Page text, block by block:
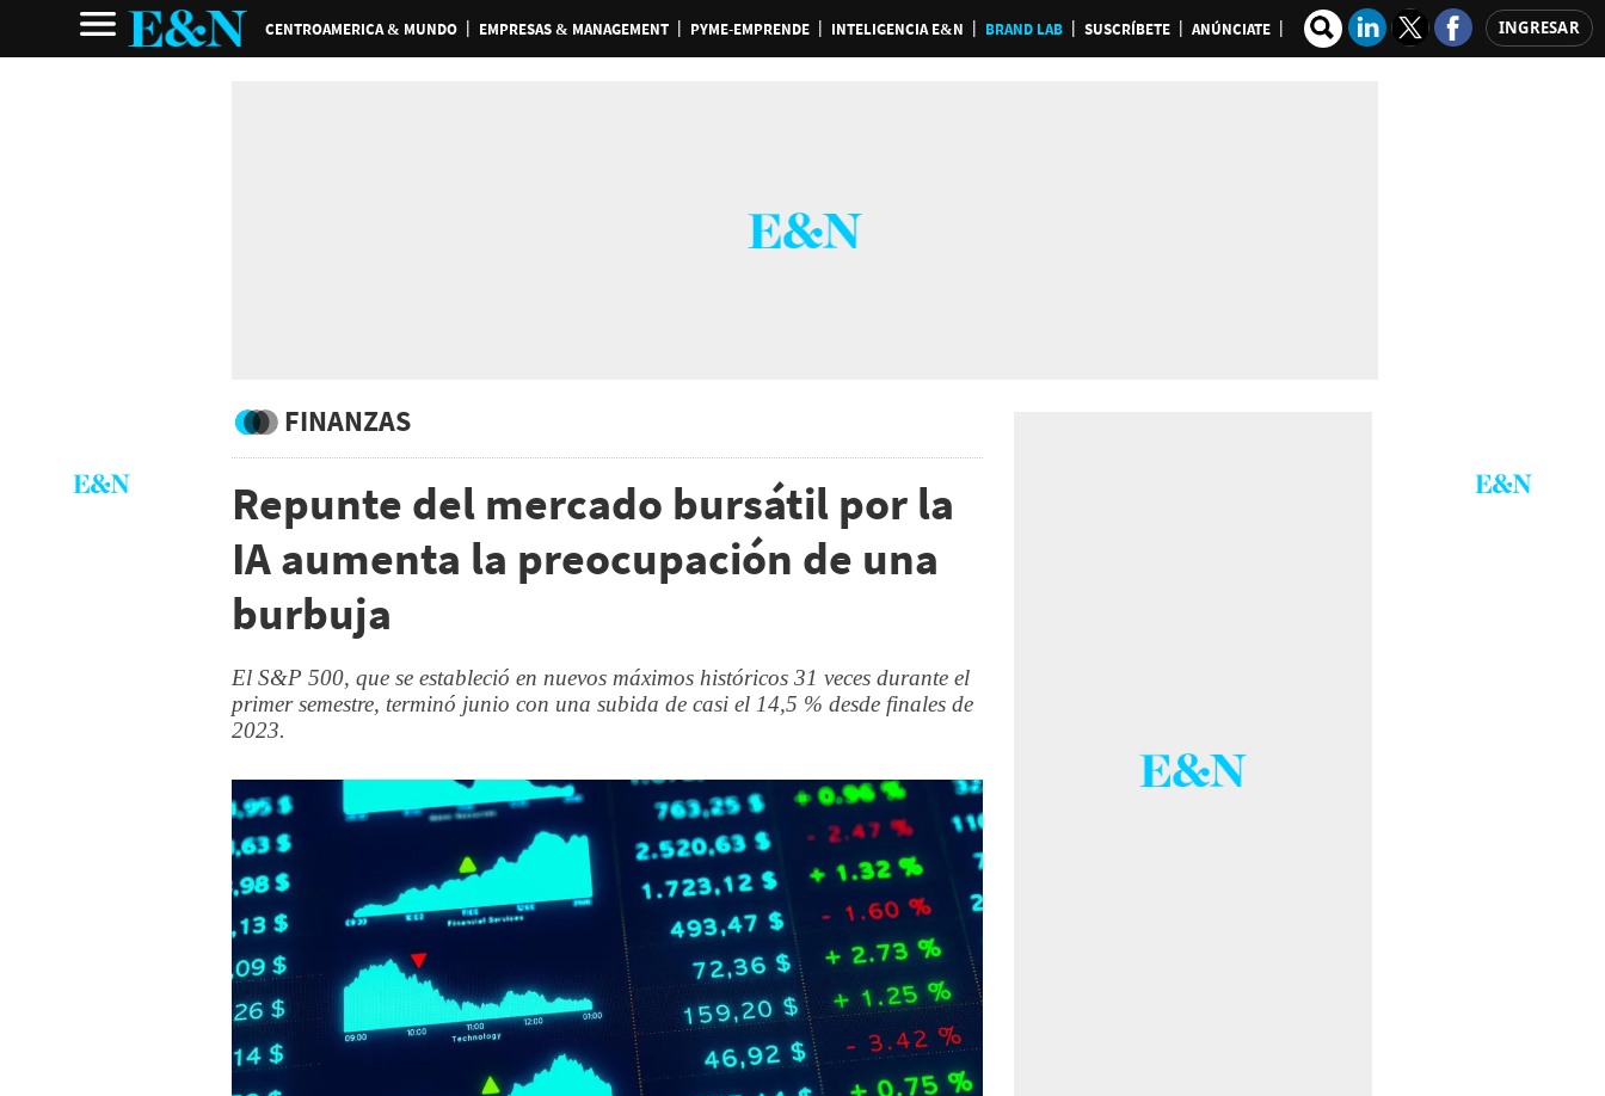
CENTROAMERICA & MUNDO EMPRESAS & MANAGEMENT PYME-EMPRENDE INTELIGENCIA E&N BRAND LAB SUSCRÍBETE ANÚNCIATE INGRESAR
FINANZAS
Repunte del mercado bursátil por la
IA aumenta la preocupación de una
burbuja
El S&P 500, que se estableció en nuevos máximos históricos 31 veces durante el
primer semestre, terminó junio con una subida de casi el 14,5 % desde finales de
2023.